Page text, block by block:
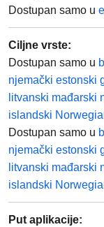
Dostupan samo u
Ciljne vrste:
Dostupan samo u
njemački estonski
litvanski mađarski
islandski
Dostupan samo u
njemački estonski
litvanski mađarski
islandski
Put aplikacije: